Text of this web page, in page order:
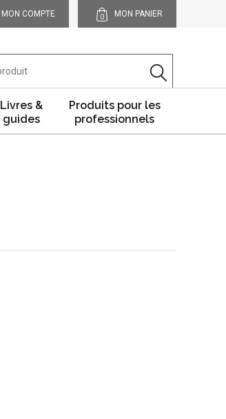
MON COMPTE 0 MON PANIER
Livres &
guides
Produits pour les
professionnels